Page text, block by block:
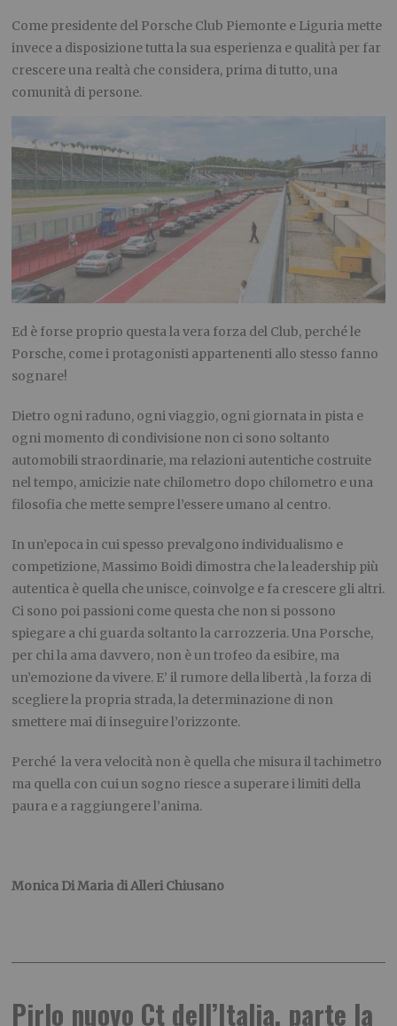
Come presidente del Porsche Club Piemonte e Liguria mette
invece a disposizione tutta la sua esperienza e qualità per far
crescere una realtà che considera, prima di tutto, una
comunità di persone.
Ed è forse proprio questa la vera forza del Club, perché le
Porsche, come i protagonisti appartenenti allo stesso fanno
sognare!
Dietro ogni raduno, ogni viaggio, ogni giornata in pista e
ogni momento di condivisione non ci sono soltanto
automobili straordinarie, ma relazioni autentiche costruite
nel tempo, amicizie nate chilometro dopo chilometro e una
filosofia che mette sempre l’essere umano al centro.
In un’epoca in cui spesso prevalgono individualismo e
competizione, Massimo Boidi dimostra che la leadership più
autentica è quella che unisce, coinvolge e fa crescere gli altri.
Ci sono poi passioni come questa che non si possono
spiegare a chi guarda soltanto la carrozzeria. Una Porsche,
per chi la ama davvero, non è un trofeo da esibire, ma
un’emozione da vivere. E’ il rumore della libertà , la forza di
scegliere la propria strada, la determinazione di non
smettere mai di inseguire l’orizzonte.
Perché la vera velocità non è quella che misura il tachimetro
ma quella con cui un sogno riesce a superare i limiti della
paura e a raggiungere l’anima.
Monica Di Maria di Alleri Chiusano
Pirlo nuovo Ct dell’Italia, parte la